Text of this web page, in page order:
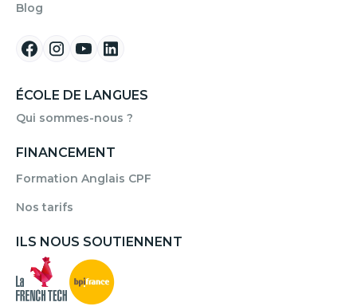
Blog
ÉCOLE DE LANGUES
Qui sommes-nous ?
FINANCEMENT
Formation Anglais CPF
Nos tarifs
ILS NOUS SOUTIENNENT